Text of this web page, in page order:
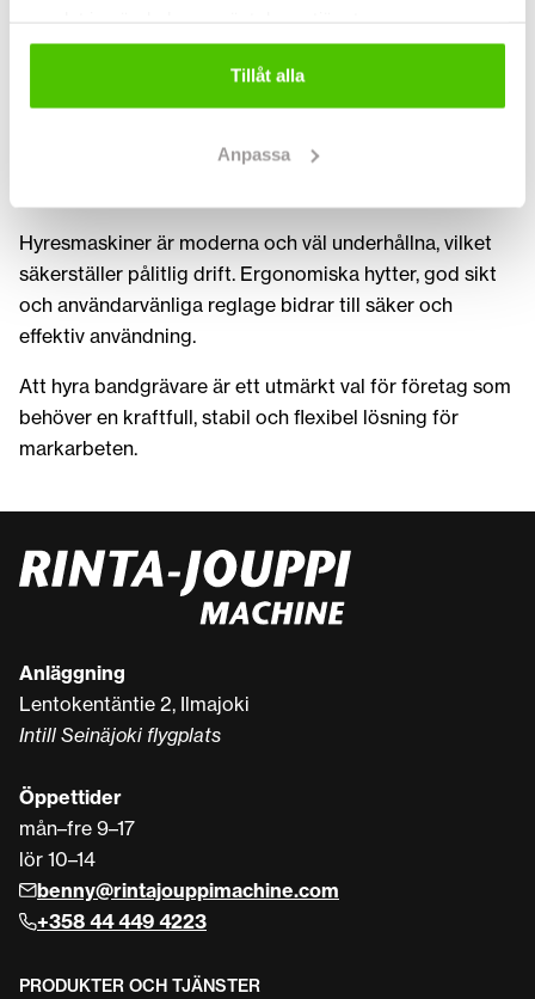
Tillåt alla
Anpassa
och tillfälliga behov.
gripar. Detta gör att flera arbetsmoment kan utföras
Hyresmaskiner är moderna och väl underhållna, vilket
säkerställer pålitlig drift. Ergonomiska hytter, god sikt
och användarvänliga reglage bidrar till säker och
effektiv användning.
Att hyra bandgrävare är ett utmärkt val för företag som
behöver en kraftfull, stabil och flexibel lösning för
markarbeten.
Anläggning
Lentokentäntie 2, Ilmajoki
Intill Seinäjoki flygplats
Öppettider
mån–fre 9–17
lör 10–14
benny@rintajouppimachine.com
+358 44 449 4223
PRODUKTER OCH TJÄNSTER